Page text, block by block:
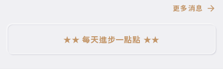
更多消息
★★ 每天進步一點點 ★★